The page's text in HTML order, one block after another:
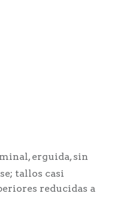
erguida, sin
tallos casi
reducidas a